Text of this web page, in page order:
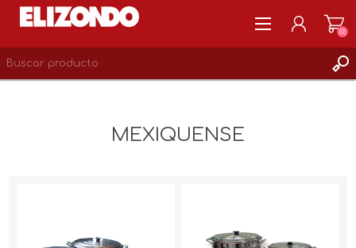
(0)
MEXIQUENSE